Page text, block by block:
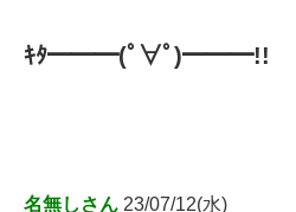
ｷﾀ━━━(ﾟ∀ﾟ)━━━!!
名無しさん 23/07/12(水)